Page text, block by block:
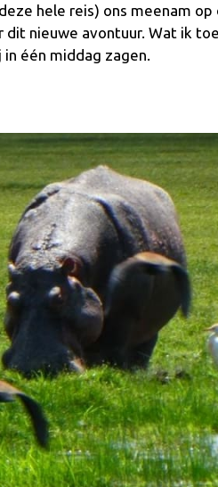
hele reis) ons meenam
nieuwe avontuur. Wat ik
één middag zagen.